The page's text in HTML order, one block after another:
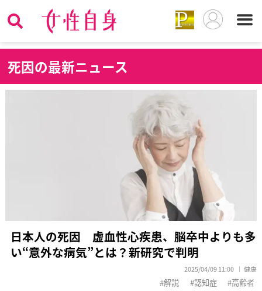
死因の最新ニュース
日本人の死因 虚血性心疾患、脳卒中よりも多
い“意外な病気”とは？新研究で判明
2025/04/09 11:00 健康
解説 認知症 高齢者